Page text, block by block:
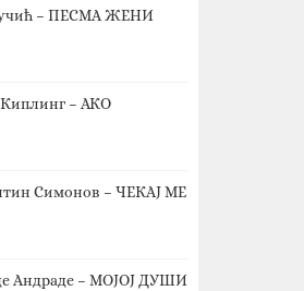
– ПЕСМА ЖЕНИ
Киплинг – АКО
Симонов – ЧЕКАЈ МЕ
Андраде – МОЈОЈ ДУШИ